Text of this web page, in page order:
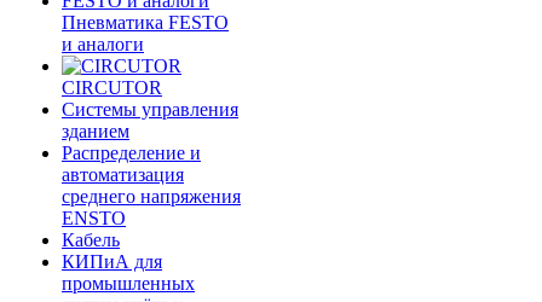
Пневматика FESTO
и аналоги
CIRCUTOR
Системы управления
зданием
Распределение и
автоматизация
среднего напряжения
ENSTO
Кабель
КИПиА для
промышленных